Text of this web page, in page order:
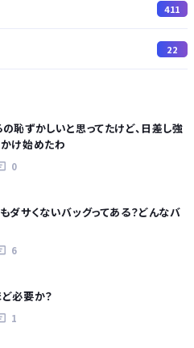
411
22
恥ずかしいと思ってたけど、日差し強
け始めたわ
0
ダサくないバッグってある？どんなバ
6
必要か？
1